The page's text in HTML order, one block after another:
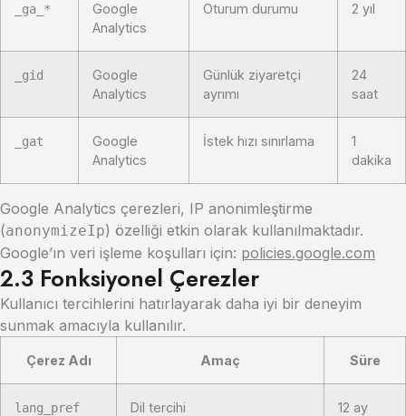
_ga_*
Google
Analytics
Oturum durumu 2 yıl
_gid
Google
Analytics
Günlük ziyaretçi
ayrımı
24
saat
_gat
Google
Analytics
İstek hızı sınırlama
1
dakika
Google Analytics çerezleri, IP anonimleştirme
(anonymizeIp) özelliği etkin olarak kullanılmaktadır.
Google’ın veri işleme koşulları için: policies.google.com
2.3 Fonksiyonel Çerezler
Kullanıcı tercihlerini hatırlayarak daha iyi bir deneyim
sunmak amacıyla kullanılır.
Çerez Adı Amaç Süre
lang_pref Dil tercihi 12 ay